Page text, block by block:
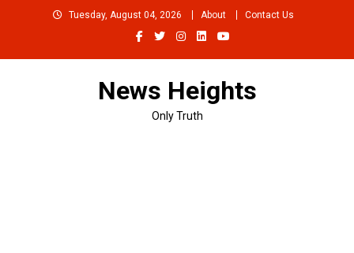
Tuesday, August 04, 2026 About Contact Us
News Heights
Only Truth